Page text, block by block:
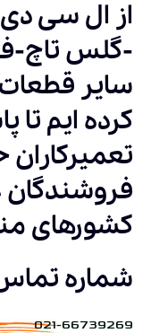
از ال سی
-گلس تاچ-
سایر
کرده ایم تا
فروشندگان
کشورهای
شماره
021-66739269